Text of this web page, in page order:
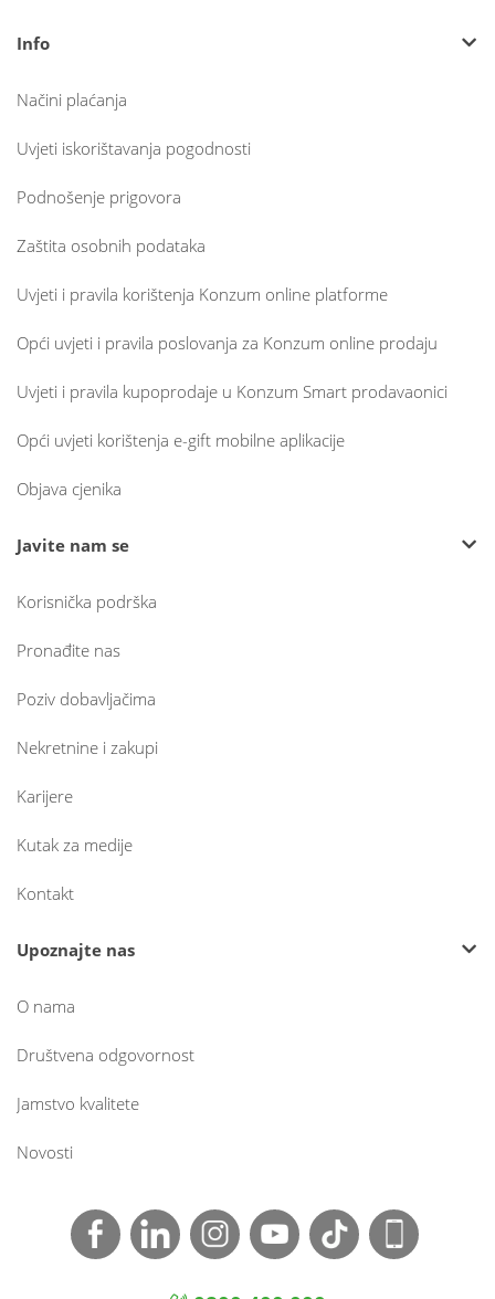
Info
Načini plaćanja
Uvjeti iskorištavanja pogodnosti
Podnošenje prigovora
Zaštita osobnih podataka
Uvjeti i pravila korištenja Konzum online platforme
Opći uvjeti i pravila poslovanja za Konzum online prodaju
Uvjeti i pravila kupoprodaje u Konzum Smart prodavaonici
Opći uvjeti korištenja e-gift mobilne aplikacije
Objava cjenika
Javite nam se
Korisnička podrška
Pronađite nas
Poziv dobavljačima
Nekretnine i zakupi
Karijere
Kutak za medije
Kontakt
Upoznajte nas
O nama
Društvena odgovornost
Jamstvo kvalitete
Novosti